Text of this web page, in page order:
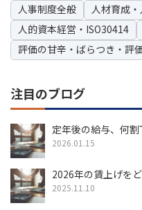
人事制度全般
人材育成
人的資本経営・ISO30414
評価の甘辛・ばらつき・評
注目のブログ
定年後の給与、何
2026.01.15
2026年の賃上げを
2025.11.10